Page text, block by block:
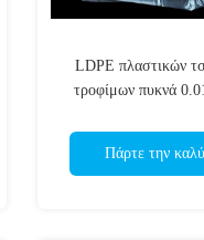
LDPE πλαστικών
τροφίμων πυκνά
Πάρτε την